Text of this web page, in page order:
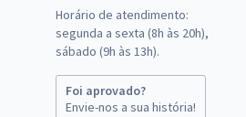
Horário de atendimento:
segunda a sexta (8h às 20h),
sábado (9h às 13h).
Foi aprovado?
Envie-nos a sua história!